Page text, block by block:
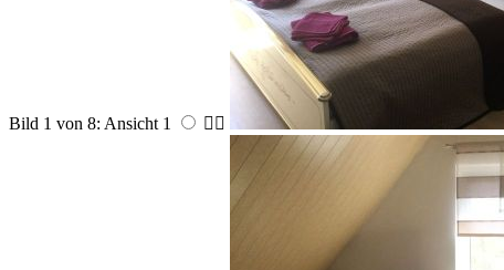
Bild 1 von 8: Ansicht 1  